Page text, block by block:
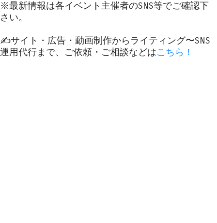
※最新情報は各イベント主催者のSNS等でご確認下
さい。
✍️サイト・広告・動画制作からライティング〜SNS
運用代行まで、ご依頼・ご相談などはこちら！